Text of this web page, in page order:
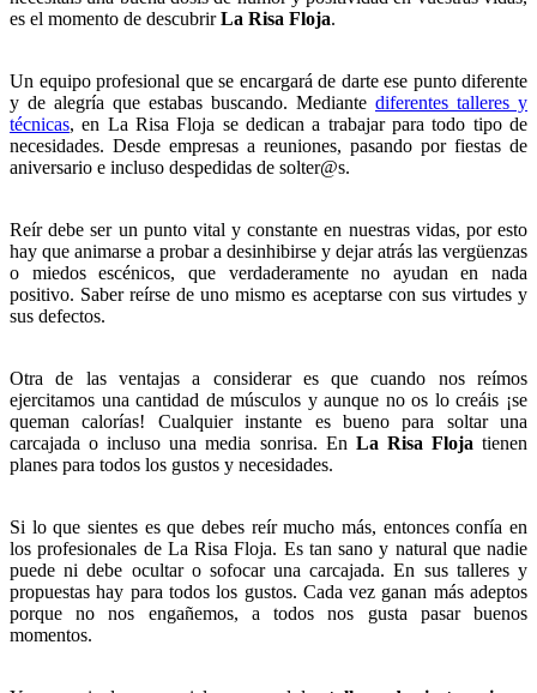
es el momento de descubrirLa Risa Floja.
Un equipo profesional que se encargará de darte ese punto diferente
y de alegría que estabas buscando. Mediante diferentes talleres y
técnicas, en La Risa Floja se dedican a trabajar para todo tipo de
necesidades. Desde empresas a reuniones, pasando por fiestas de
aniversario e incluso despedidas de solter@s.
Reír debe ser un punto vital y constante en nuestras vidas, por esto
hay que animarse a probar a desinhibirse y dejar atrás las vergüenzas
o miedos escénicos, que verdaderamente no ayudan en nada
positivo. Saber reírse de uno mismo es aceptarse con sus virtudes y
sus defectos.
Otra de las ventajas a considerar es que cuando nos reímos
ejercitamos una cantidad de músculos y aunque no os lo creáis ¡se
queman calorías! Cualquier instante es bueno para soltar una
carcajada o incluso una media sonrisa. En La Risa Floja tienen
planes para todos los gustos y necesidades.
Si lo que sientes es que debes reír mucho más, entonces confía en
los profesionales de La Risa Floja. Es tan sano y natural que nadie
puede ni debe ocultar o sofocar una carcajada. En sus talleres y
propuestas hay para todos los gustos. Cada vez ganan más adeptos
porque no nos engañemos, a todos nos gusta pasar buenos
momentos.